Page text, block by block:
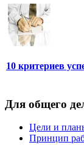
10 критериев
Для общего
Цели и
Принцип